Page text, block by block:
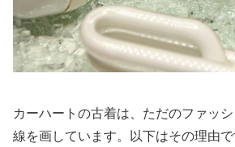
カーハートの古着は、ただのファッ
線を画しています。以下はその理由で